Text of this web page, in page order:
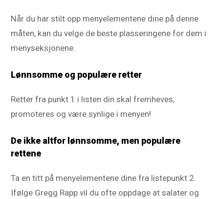
Når du har stilt opp menyelementene dine på denne
måten, kan du velge de beste plasseringene for dem i
menyseksjonene.
Lønnsomme og populære retter
Retter fra punkt 1 i listen din skal fremheves,
promoteres og være synlige i menyen!
De ikke altfor lønnsomme, men populære
rettene
Ta en titt på menyelementene dine fra listepunkt 2.
Ifølge Gregg Rapp vil du ofte oppdage at salater og